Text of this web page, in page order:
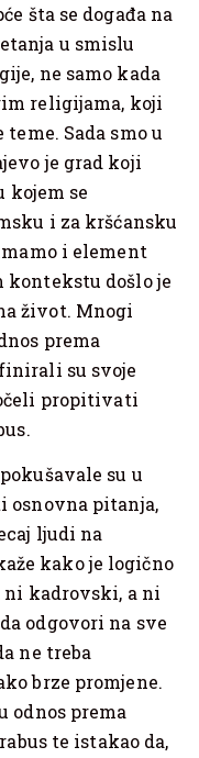
šta se događa na
u smislu
ne samo kada
religijama, koji
Sada smo u
je grad koji
kojem se
i za kršćansku
i element
kontekstu došlo je
život. Mnogi
prema
su svoje
propitivati
su u
osnovna pitanja,
ljudi na
kako je logično
ni kadrovski, a ni
odgovori na sve
ne treba
brze promjene.
odnos prema
te istakao da,